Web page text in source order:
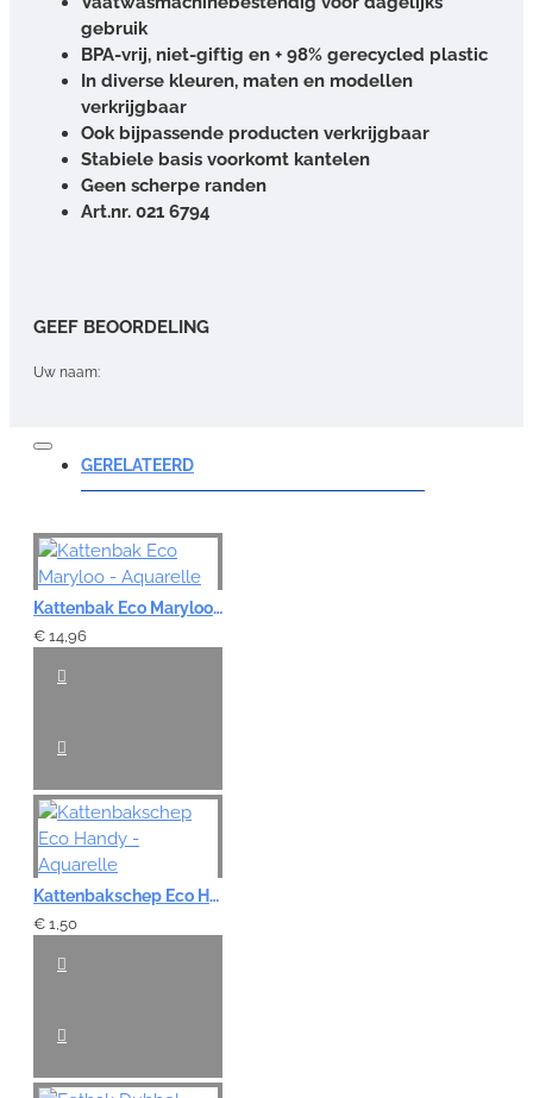
gebruik
BPA-vrij, niet-giftig en + 98% gerecycled plastic
In diverse kleuren, maten en modellen
verkrijgbaar
Ook bijpassende producten verkrijgbaar
Stabiele basis voorkomt kantelen
Geen scherpe randen
Art.nr. 021 6794
GEEF BEOORDELING
Uw naam:
Opmerking:
Note:HTML-code wordt niet vertaald!
Waardering:
GERELATEERD
Kattenbak Eco Maryloo - Aquarelle
€ 14,96
Kattenbakschep Eco Handy - Aquarelle
€ 1,50